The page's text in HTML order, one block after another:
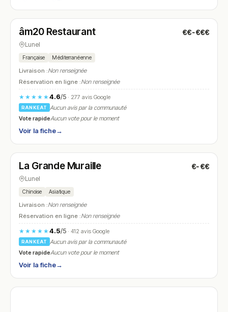
N° 27
âm20 Restaurant €€-€€€
Lunel
Française Méditerranéenne
Livraison :Non renseignée
Réservation en ligne :Non renseignée
★★★★★4.6/5· 277 avis Google
RANKEAT
Aucun avis par la communauté
Vote rapideAucun vote pour le moment
Voir la fiche→
N° 28
La Grande Muraille €-€€
Lunel
Chinoise Asiatique
Livraison :Non renseignée
Réservation en ligne :Non renseignée
★★★★★4.5/5· 412 avis Google
RANKEAT
Aucun avis par la communauté
Vote rapideAucun vote pour le moment
Voir la fiche→